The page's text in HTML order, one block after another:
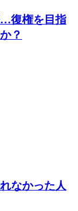
…復権を目指
？
なかった人